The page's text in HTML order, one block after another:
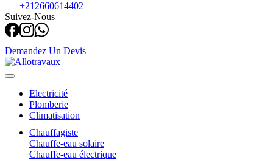
+212660614402
Suivez-Nous
Demandez Un Devis
Electricité
Plomberie
Climatisation
Chauffagiste
Chauffe-eau solaire
Chauffe-eau électrique